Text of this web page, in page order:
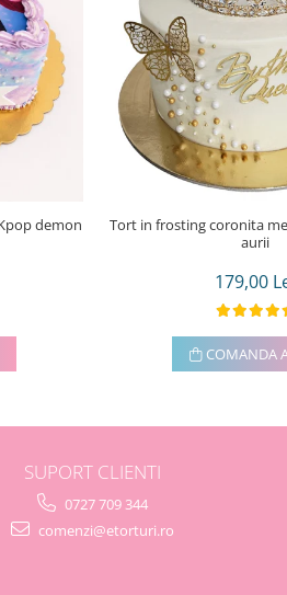
Tort in frosting coronita
aurii
179,00
COMANDA
SUPORT CLIENTI
0727 709 344
comenzi@etorturi.ro